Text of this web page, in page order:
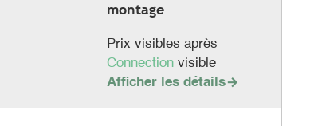
montage
Prix visibles après
Connection visible
Afficher les détails